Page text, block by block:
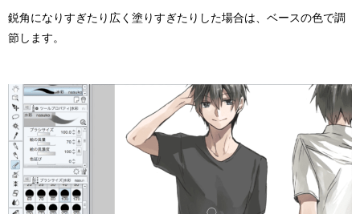
鋭角になりすぎたり広く塗りすぎたりした場合は、ベースの色で調
節します。